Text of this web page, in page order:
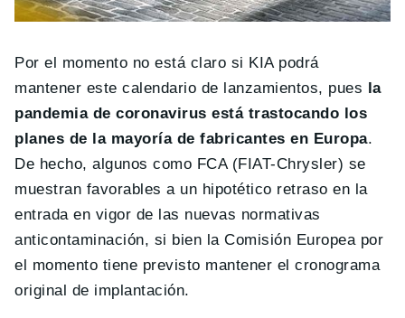
Por el momento no está claro si KIA podrá
mantener este calendario de lanzamientos, pues la
pandemia de coronavirus está trastocando los
planes de la mayoría de fabricantes en Europa.
De hecho, algunos como FCA (FIAT-Chrysler) se
muestran favorables a un hipotético retraso en la
entrada en vigor de las nuevas normativas
anticontaminación, si bien la Comisión Europea por
el momento tiene previsto mantener el cronograma
original de implantación.